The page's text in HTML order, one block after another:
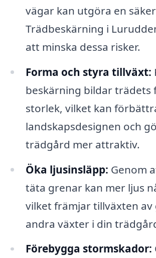
vägar kan utgöra en
Trädbeskärning i
att minska dessa risker.
Forma och styra tillväxt:
beskärning bildar trädets
storlek, vilket kan
landskapsdesignen och
trädgård mer attraktiv.
Öka ljusinsläpp: Genom
täta grenar kan mer ljus
vilket främjar tillväxten av
andra växter i din
Förebygga stormskador: